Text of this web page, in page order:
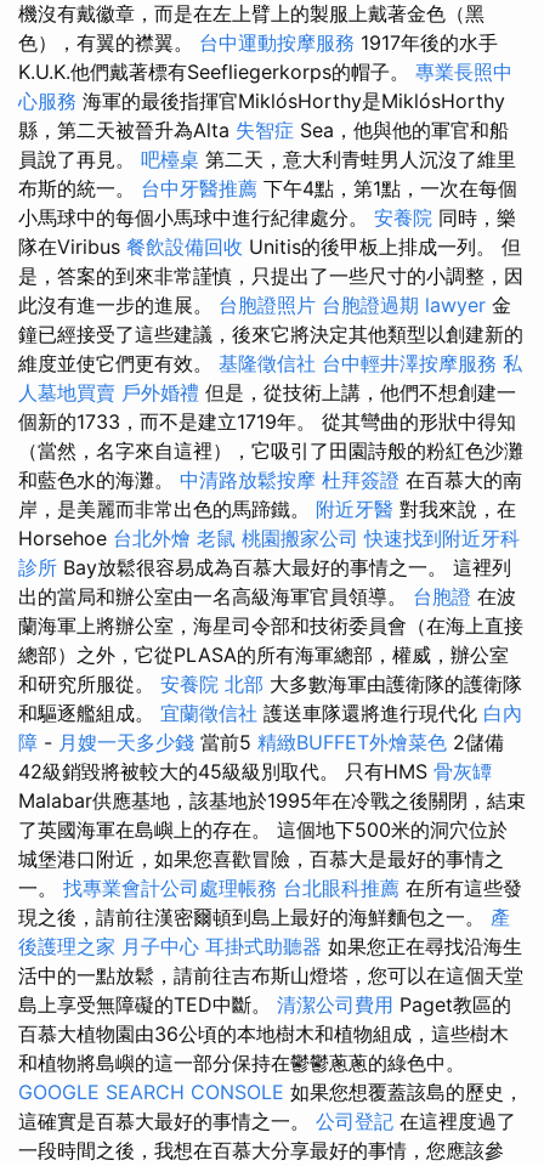
機沒有戴徽章，而是在左上臂上的製服上戴著金色（黑
色），有翼的襟翼。 台中運動按摩服務 1917年後的水手
K.U.K.他們戴著標有Seefliegerkorps的帽子。 專業長照中
心服務 海軍的最後指揮官MiklósHorthy是MiklósHorthy
縣，第二天被晉升為Alta 失智症 Sea，他與他的軍官和船
員說了再見。 吧檯桌 第二天，意大利青蛙男人沉沒了維里
布斯的統一。 台中牙醫推薦 下午4點，第1點，一次在每個
小馬球中的每個小馬球中進行紀律處分。 安養院 同時，樂
隊在Viribus 餐飲設備回收 Unitis的後甲板上排成一列。 但
是，答案的到來非常謹慎，只提出了一些尺寸的小調整，因
此沒有進一步的進展。 台胞證照片 台胞證過期 lawyer 金
鐘已經接受了這些建議，後來它將決定其他類型以創建新的
維度並使它們更有效。 基隆徵信社 台中輕井澤按摩服務 私
人墓地買賣 戶外婚禮 但是，從技術上講，他們不想創建一
個新的1733，而不是建立1719年。 從其彎曲的形狀中得知
（當然，名字來自這裡），它吸引了田園詩般的粉紅色沙灘
和藍色水的海灘。 中清路放鬆按摩 杜拜簽證 在百慕大的南
岸，是美麗而非常出色的馬蹄鐵。 附近牙醫 對我來說，在
Horsehoe 台北外燴 老鼠 桃園搬家公司 快速找到附近牙科
診所 Bay放鬆很容易成為百慕大最好的事情之一。 這裡列
出的當局和辦公室由一名高級海軍官員領導。 台胞證 在波
蘭海軍上將辦公室，海星司令部和技術委員會（在海上直接
總部）之外，它從PLASA的所有海軍總部，權威，辦公室
和研究所服從。 安養院 北部 大多數海軍由護衛隊的護衛隊
和驅逐艦組成。 宜蘭徵信社 護送車隊還將進行現代化 白內
障 - 月嫂一天多少錢 當前5 精緻BUFFET外燴菜色 2儲備
42級銷毀將被較大的45級級別取代。 只有HMS 骨灰罈
Malabar供應基地，該基地於1995年在冷戰之後關閉，結束
了英國海軍在島嶼上的存在。 這個地下500米的洞穴位於
城堡港口附近，如果您喜歡冒險，百慕大是最好的事情之
一。 找專業會計公司處理帳務 台北眼科推薦 在所有這些發
現之後，請前往漢密爾頓到島上最好的海鮮麵包之一。 產
後護理之家 月子中心 耳掛式助聽器 如果您正在尋找沿海生
活中的一點放鬆，請前往吉布斯山燈塔，您可以在這個天堂
島上享受無障礙的TED中斷。 清潔公司費用 Paget教區的
百慕大植物園由36公頃的本地樹木和植物組成，這些樹木
和植物將島嶼的這一部分保持在鬱鬱蔥蔥的綠色中。
GOOGLE SEARCH CONSOLE 如果您想覆蓋該島的歷史，
這確實是百慕大最好的事情之一。 公司登記 在這裡度過了
一段時間之後，我想在百慕大分享最好的事情，您應該參